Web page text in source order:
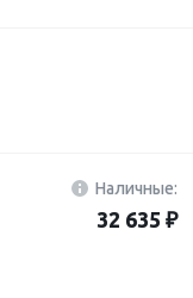
Наличные:
32 635 ₽